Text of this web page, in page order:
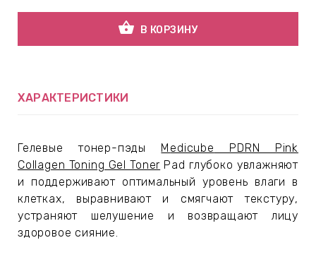
shopping_basket В КОРЗИНУ
ХАРАКТЕРИСТИКИ
Гелевые тонер-пэды M edicube PDRN Pink
Collagen Toning Gel Toner Pad глубоко увлажняют
и поддерживают оптимальный уровень влаги в
клетках, выравнивают и смягчают текстуру,
устраняют шелушение и возвращают лицу
здоровое сияние.